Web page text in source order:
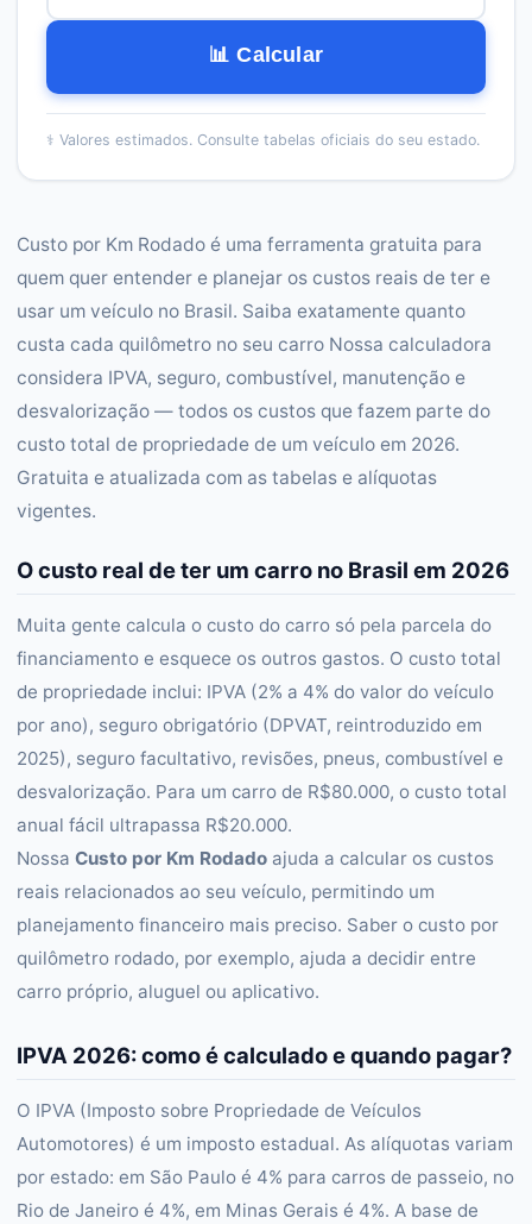
📊 Calcular
⚕️ Valores estimados. Consulte tabelas oficiais do seu estado.
Custo por Km Rodado é uma ferramenta gratuita para
quem quer entender e planejar os custos reais de ter e
usar um veículo no Brasil. Saiba exatamente quanto
custa cada quilômetro no seu carro Nossa calculadora
considera IPVA, seguro, combustível, manutenção e
desvalorização — todos os custos que fazem parte do
custo total de propriedade de um veículo em 2026.
Gratuita e atualizada com as tabelas e alíquotas
vigentes.
O custo real de ter um carro no Brasil em 2026
Muita gente calcula o custo do carro só pela parcela do
financiamento e esquece os outros gastos. O custo total
de propriedade inclui: IPVA (2% a 4% do valor do veículo
por ano), seguro obrigatório (DPVAT, reintroduzido em
2025), seguro facultativo, revisões, pneus, combustível e
desvalorização. Para um carro de R$80.000, o custo total
anual fácil ultrapassa R$20.000.
Nossa Custo por Km Rodado ajuda a calcular os custos
reais relacionados ao seu veículo, permitindo um
planejamento financeiro mais preciso. Saber o custo por
quilômetro rodado, por exemplo, ajuda a decidir entre
carro próprio, aluguel ou aplicativo.
IPVA 2026: como é calculado e quando pagar?
O IPVA (Imposto sobre Propriedade de Veículos
Automotores) é um imposto estadual. As alíquotas variam
por estado: em São Paulo é 4% para carros de passeio, no
Rio de Janeiro é 4%, em Minas Gerais é 4%. A base de